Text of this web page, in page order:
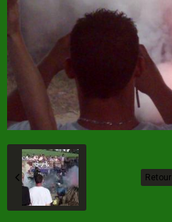
Retour